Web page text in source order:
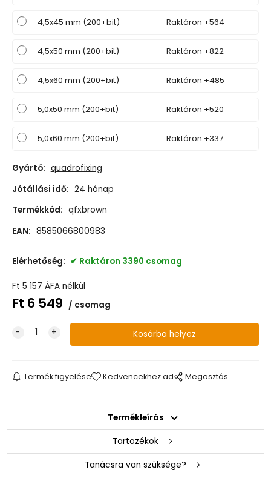
4,5x45 mm (200+bit) Raktáron +564
4,5x50 mm (200+bit) Raktáron +822
4,5x60 mm (200+bit) Raktáron +485
5,0x50 mm (200+bit) Raktáron +520
5,0x60 mm (200+bit) Raktáron +337
Gyártó: quadrofixing
Jótállási idő: 24 hónap
Termékkód: qfxbrown
EAN: 8585066800983
Elérhetőség: Raktáron 3390 csomag
Ft 5 157 ÁFA nélkül
Ft 6 549 csomag
Termék figyelése Kedvencekhez ad Megosztás
Termékleírás
Tartozékok
Tanácsra van szüksége?